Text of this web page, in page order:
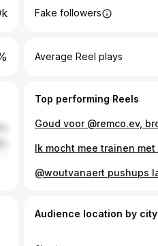
Fake followers
Average Reel plays
Top performing Reels
Audience location by city